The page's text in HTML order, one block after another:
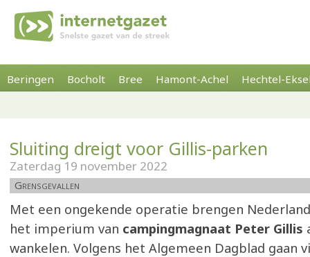
Beringen Bocholt Bree Hamont-Achel Hechtel-
Sluiting dreigt voor Gillis-parken
Zaterdag 19 november 2022
Grensgevallen
Met een ongekende operatie brengen
het imperium van campingmagnaat Peter Gillis
wankelen. Volgens het Algemeen Dagblad gaan